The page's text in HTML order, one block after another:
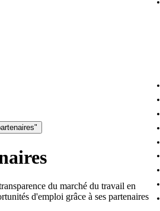
du marché du travail en
d'emploi grâce à ses partenaires